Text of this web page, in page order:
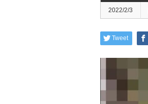
2022/2/3
Tweet